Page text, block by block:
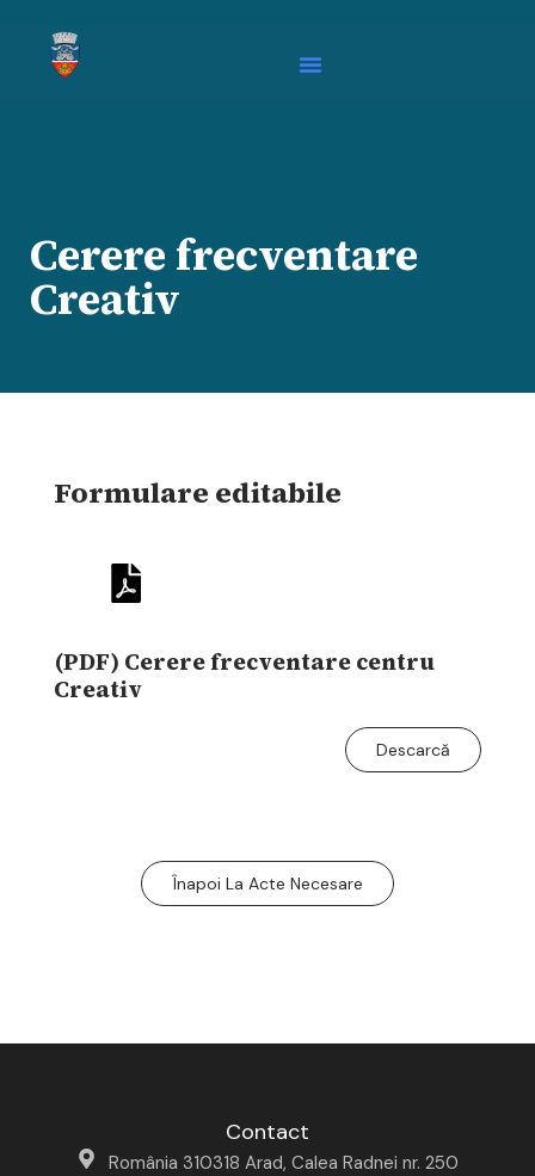
Cerere frecventare
Creativ
Formulare editabile
(PDF) Cerere frecventare centru
Creativ
Descarcă
Înapoi La Acte Necesare
Contact
România 310318 Arad, Calea Radnei nr. 250